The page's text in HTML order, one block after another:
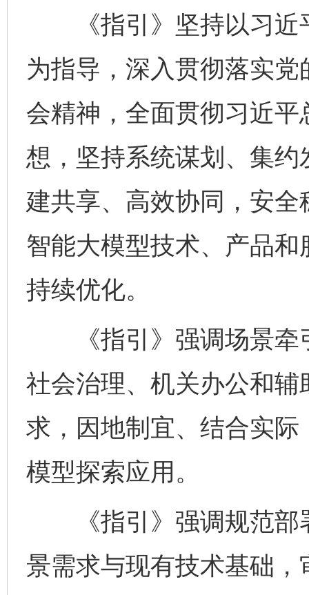
《指引》坚持以习近
为指导，深入贯彻落实
会精神，全面贯彻习近
想，坚持系统谋划、集
建共享、高效协同，安
智能大模型技术、产品
持续优化。
《指引》强调场景牵
社会治理、机关办公和
求，因地制宜、结合实
模型探索应用。
《指引》强调规范部
景需求与现有技术基础